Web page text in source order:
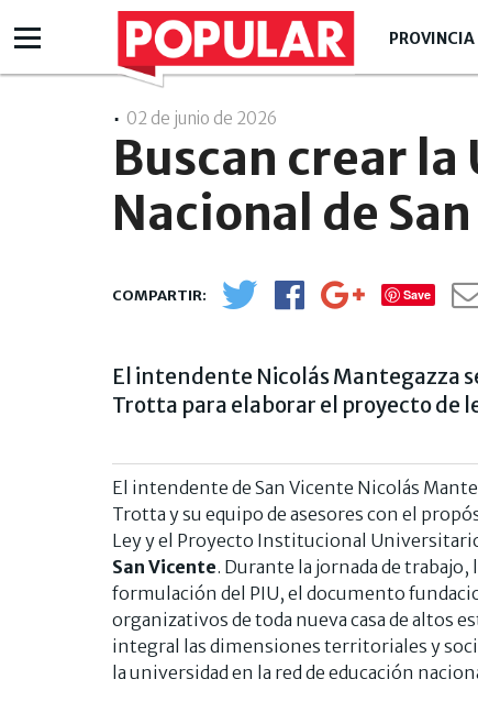
PROVINCIA
02 de junio de 2026
Buscan crear
Nacional de
Save
El intendente Nicolás Mantegazza
Trotta para elaborar el proyecto de
El intendente de San Vicente Nicolás
Trotta y su equipo de asesores con el
Ley y el Proyecto Institucional
San Vicente. Durante la jornada de
formulación del PIU, el documento
organizativos de toda nueva casa de altos
integral las dimensiones territoriales y
la universidad en la red de educación